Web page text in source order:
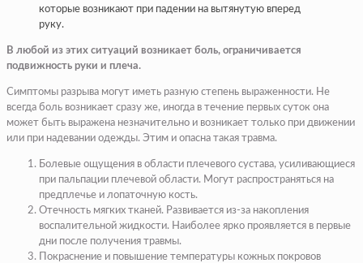
которые возникают при падении на вытянутую вперед
руку.
В любой из этих ситуаций возникает боль, ограничивается
подвижность руки и плеча.
Симптомы разрыва могут иметь разную степень выраженности. Не
всегда боль возникает сразу же, иногда в течение первых суток она
может быть выражена незначительно и возникает только при движении
или при надевании одежды. Этим и опасна такая травма.
Болевые ощущения в области плечевого сустава, усиливающиеся
при пальпации плечевой области. Могут распространяться на
предплечье и лопаточную кость.
Отечность мягких тканей. Развивается из-за накопления
воспалительной жидкости. Наиболее ярко проявляется в первые
дни после получения травмы.
Покраснение и повышение температуры кожных покровов